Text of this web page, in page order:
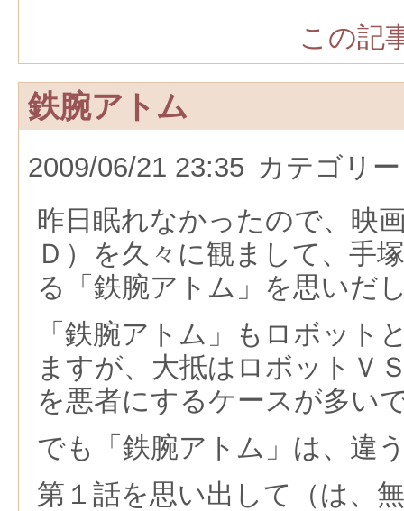
この記
鉄腕アトム
2009/06/21 23:35 カテゴリ
昨日眠れなかったので、映
Ｄ）を久々に観まして、手
る「鉄腕アトム」を思いだ
「鉄腕アトム」もロボット
ますが、大抵はロボットＶ
を悪者にするケースが多い
でも「鉄腕アトム」は、違
第１話を思い出して（は、